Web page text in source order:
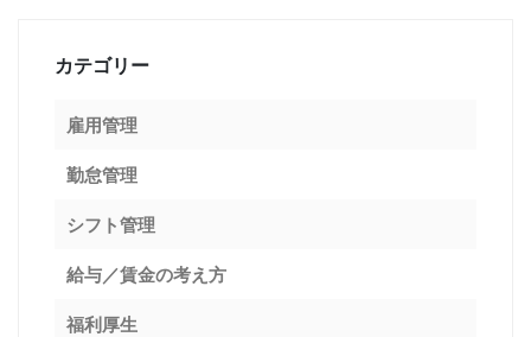
カテゴリー
雇用管理
勤怠管理
シフト管理
給与／賃金の考え方
福利厚生